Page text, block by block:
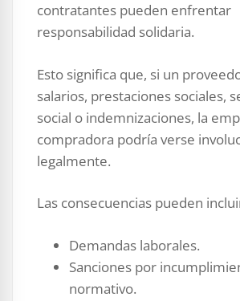
contratantes pueden enfrentar
responsabilidad solidaria.
Esto significa que, si un
salarios, prestaciones sociales,
social o indemnizaciones, la
compradora podría verse
legalmente.
Las consecuencias pueden
Demandas laborales.
Sanciones por
normativo.